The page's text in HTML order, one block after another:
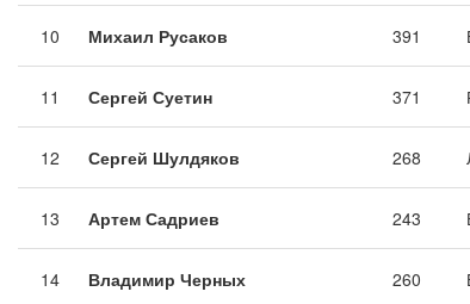
10 Михаил Русаков 391
11 Сергей Суетин 371
12 Сергей Шулдяков 268
13 Артем Садриев 243
14 Владимир Черных 260